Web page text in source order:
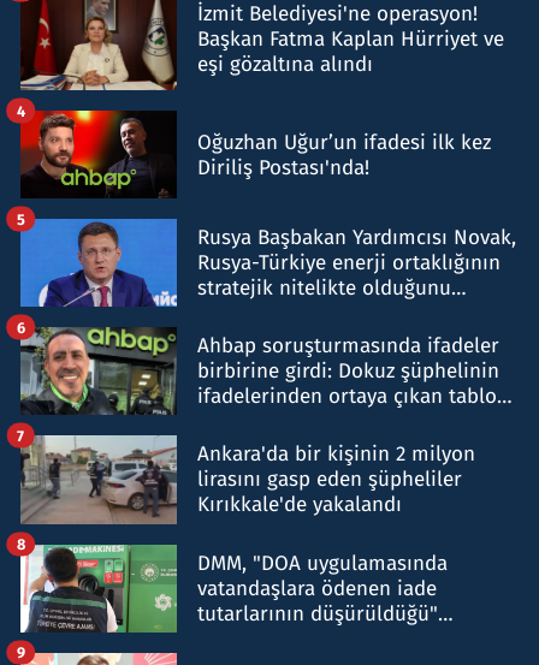
İzmit Belediyesi'ne operasyon!
Başkan Fatma Kaplan Hürriyet ve
eşi gözaltına alındı
Oğuzhan Uğur’un ifadesi ilk kez
Diriliş Postası'nda!
4
Rusya Başbakan Yardımcısı Novak,
Rusya-Türkiye enerji ortaklığının
stratejik nitelikte olduğunu
5
Ahbap soruşturmasında ifadeler
birbirine girdi: Dokuz şüphelinin
ifadelerinden ortaya çıkan tablo
6
Ankara'da bir kişinin 2 milyon
lirasını gasp eden şüpheliler
Kırıkkale'de yakalandı
7
DMM, "DOA uygulamasında
vatandaşlara ödenen iade
tutarlarının düşürüldüğü"
8
9